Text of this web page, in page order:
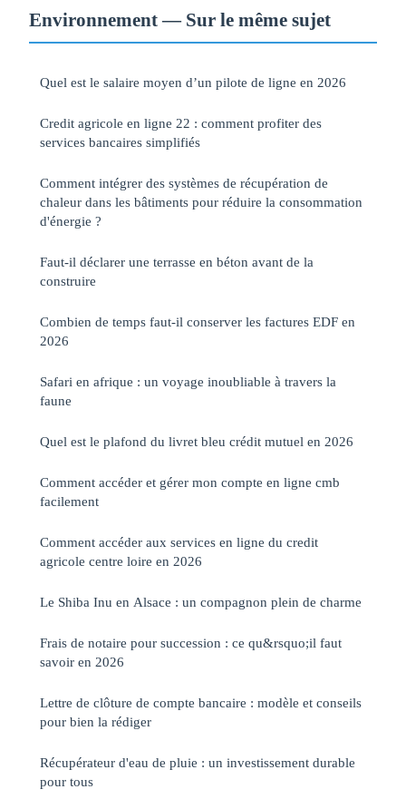
Environnement — Sur le même sujet
Quel est le salaire moyen d’un pilote de ligne en 2026
Credit agricole en ligne 22 : comment profiter des
services bancaires simplifiés
Comment intégrer des systèmes de récupération de
chaleur dans les bâtiments pour réduire la consommation
d'énergie ?
Faut-il déclarer une terrasse en béton avant de la
construire
Combien de temps faut-il conserver les factures EDF en
2026
Safari en afrique : un voyage inoubliable à travers la
faune
Quel est le plafond du livret bleu crédit mutuel en 2026
Comment accéder et gérer mon compte en ligne cmb
facilement
Comment accéder aux services en ligne du credit
agricole centre loire en 2026
Le Shiba Inu en Alsace : un compagnon plein de charme
Frais de notaire pour succession : ce qu&rsquo;il faut
savoir en 2026
Lettre de clôture de compte bancaire : modèle et conseils
pour bien la rédiger
Récupérateur d'eau de pluie : un investissement durable
pour tous